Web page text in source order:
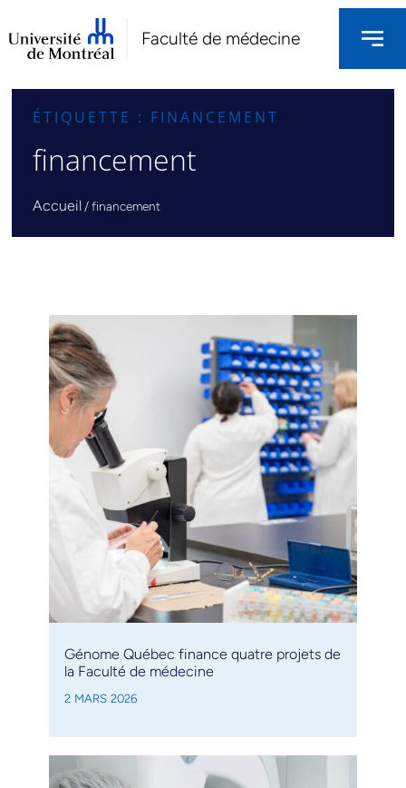
Faculté de médecine
ÉTIQUETTE : FINANCEMENT
financement
Accueil /financement
Génome Québec finance quatre projets de
la Faculté de médecine
2 MARS 2026